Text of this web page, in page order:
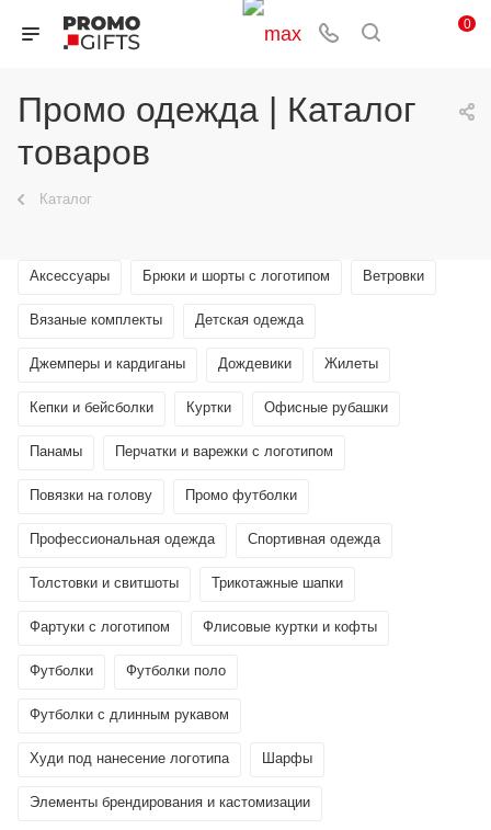
0
Промо одежда | Каталог
товаров
Каталог
Аксессуары Брюки и шорты с логотипом Ветровки
Вязаные комплекты Детская одежда
Джемперы и кардиганы Дождевики Жилеты
Кепки и бейсболки Куртки Офисные рубашки
Панамы Перчатки и варежки с логотипом
Повязки на голову Промо футболки
Профессиональная одежда Спортивная одежда
Толстовки и свитшоты Трикотажные шапки
Фартуки с логотипом Флисовые куртки и кофты
Футболки Футболки поло
Футболки с длинным рукавом
Худи под нанесение логотипа Шарфы
Элементы брендирования и кастомизации